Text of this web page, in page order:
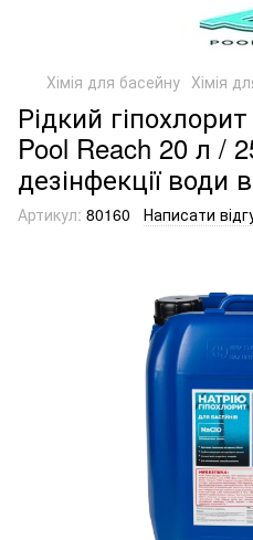
Хімія для басейну Хімія
Рідкий
Pool Reach 20 л /
дезінфекції води
Артикул: 80160 Написати